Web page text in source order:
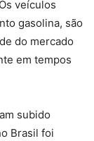
veículos
gasolina, são
do mercado
em tempos
subido
Brasil foi